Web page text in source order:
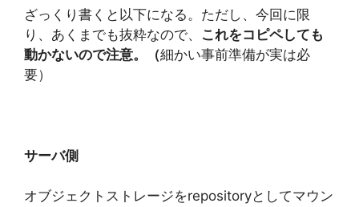
ざっくり書くと以下になる。ただし、今回に限
り、あくまでも抜粋なので、 これをコピペしても
動かないので注意。（細かい事前準備が実は必
要）
サーバ側
オブジェクトストレージをrepositoryとしてマウン